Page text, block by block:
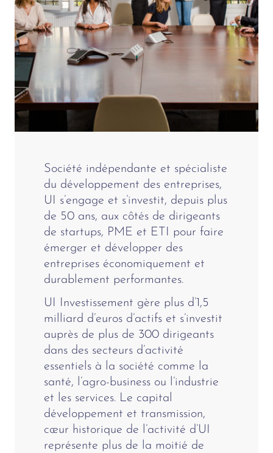
Société indépendante et spécialiste
du développement des entreprises,
UI s’engage et s’investit, depuis plus
de 50 ans, aux côtés de dirigeants
de startups, PME et ETI pour faire
émerger et développer des
entreprises économiquement et
durablement performantes.
UI Investissement gère plus d’1,5
milliard d’euros d’actifs et s’investit
auprès de plus de 300 dirigeants
dans des secteurs d’activité
essentiels à la société comme la
santé, l’agro-business ou l’industrie
et les services. Le capital
développement et transmission,
cœur historique de l’activité d’UI
représente plus de la moitié de